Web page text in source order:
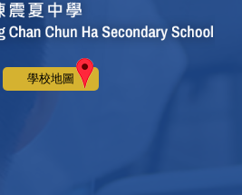
學校地圖